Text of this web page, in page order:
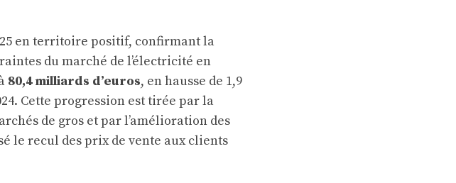
en territoire positif, confirmant la
du marché de l’électricité en
80,4 milliards d’euros, en hausse de 1,9
Cette progression est tirée par la
de gros et par l’amélioration des
le recul des prix de vente aux clients